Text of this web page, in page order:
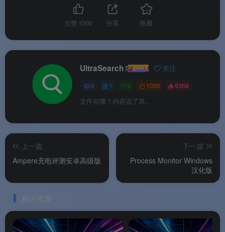
强大的批量操作
：在搜索结果中批量重命名、移
动、删除文件，支持保留原有权限和智能替换规
PDF、HTML、CSV 或文本文件，支持将文件列表
复制到剪贴板
免费试用 + 30 天全功能体验：下载免费版即包
含 30 天的专业版全功能试用，零风险评估
软件功能
🔍极速文件名搜索：基于 MFT 主文件表实时读
点赞 1000 分享 收藏
UltraSearch 关注
0 1 0 1000 9368
文件在哪？内容说了算。
上一篇
Ampere充电评测安卓高级版
下一篇
Process Monitor Windows
汉化版
相关推荐